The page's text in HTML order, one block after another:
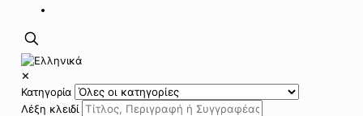
✕
Κατηγορία
Λέξη κλειδί